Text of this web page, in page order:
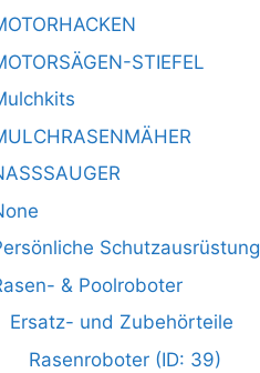
STIEFEL
Schutzausrüstung
& Poolroboter
Ersatz- und Zubehörteile
Rasenroboter (ID: 39)